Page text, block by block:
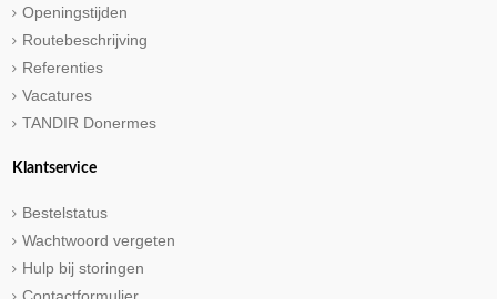
Openingstijden
Routebeschrijving
Referenties
Vacatures
TANDIR Donermes
Klantservice
Bestelstatus
Wachtwoord vergeten
Hulp bij storingen
Contactformulier